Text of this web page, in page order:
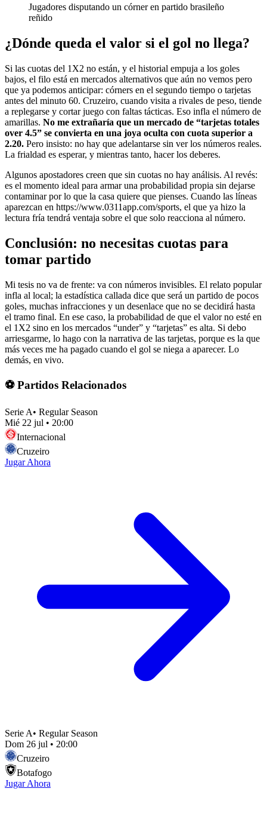
Jugadores disputando un córner en partido brasileño
reñido
¿Dónde queda el valor si el gol no llega?
Si las cuotas del 1X2 no están, y el historial empuja a los goles
bajos, el filo está en mercados alternativos que aún no vemos pero
que ya podemos anticipar: córners en el segundo tiempo o tarjetas
antes del minuto 60. Cruzeiro, cuando visita a rivales de peso, tiende
a replegarse y cortar juego con faltas tácticas. Eso infla el número de
amarillas. No me extrañaría que un mercado de “tarjetas totales
over 4.5” se convierta en una joya oculta con cuota superior a
2.20. Pero insisto: no hay que adelantarse sin ver los números reales.
La frialdad es esperar, y mientras tanto, hacer los deberes.
Algunos apostadores creen que sin cuotas no hay análisis. Al revés:
es el momento ideal para armar una probabilidad propia sin dejarse
contaminar por lo que la casa quiere que pienses. Cuando las líneas
aparezcan en https://www.0311app.com/sports, el que ya hizo la
lectura fría tendrá ventaja sobre el que solo reacciona al número.
Conclusión: no necesitas cuotas para
tomar partido
Mi tesis no va de frente: va con números invisibles. El relato popular
infla al local; la estadística callada dice que será un partido de pocos
goles, muchas infracciones y un desenlace que no se decidirá hasta
el tramo final. En ese caso, la probabilidad de que el valor no esté en
el 1X2 sino en los mercados “under” y “tarjetas” es alta. Si debo
arriesgarme, lo hago con la narrativa de las tarjetas, porque es la que
más veces me ha pagado cuando el gol se niega a aparecer. Lo
demás, en vivo.
⚽ Partidos Relacionados
Serie A• Regular Season
Mié 22 jul • 20:00
Internacional
Cruzeiro
Jugar Ahora
Serie A• Regular Season
Dom 26 jul • 20:00
Cruzeiro
Botafogo
Jugar Ahora